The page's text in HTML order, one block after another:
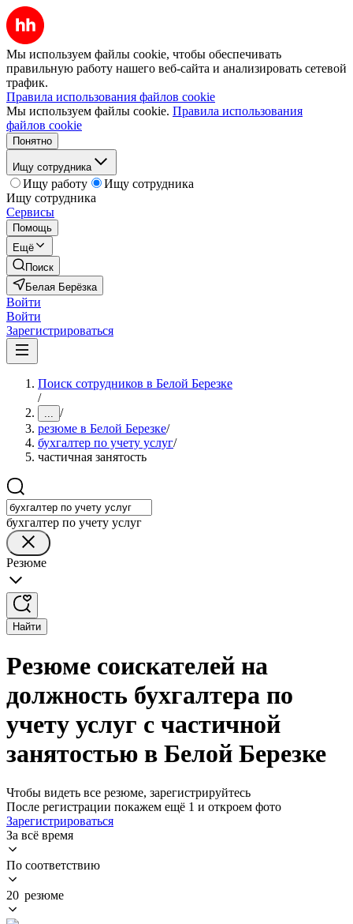
Мы используем файлы cookie, чтобы обеспечивать
правильную работу нашего веб-сайта и анализировать сетевой
трафик.
Правила использования файлов cookie
Мы используем файлы cookie. Правила использования
файлов cookie
Понятно
Ищу сотрудника
Ищу работу
Ищу сотрудника
Ищу сотрудника
Сервисы
Помощь
Ещё
Поиск
Белая Берёзка
Войти
Войти
Зарегистрироваться
Поиск сотрудников в Белой Березке
/
... /
резюме в Белой Березке/
бухгалтер по учету услуг/
частичная занятость
бухгалтер по учету услуг
Резюме
Найти
Резюме соискателей на
должность бухгалтера по
учету услуг с частичной
занятостью в Белой Березке
Чтобы видеть все резюме, зарегистрируйтесь
После регистрации покажем ещё 1 и откроем фото
Зарегистрироваться
За всё время
По соответствию
20 резюме